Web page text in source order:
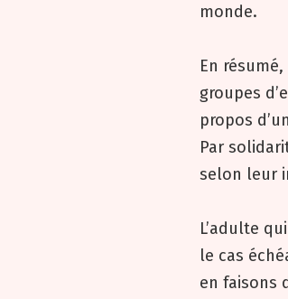
monde.
En
groupes
propos
Par
selon leur
L’adulte
le cas
en faisons